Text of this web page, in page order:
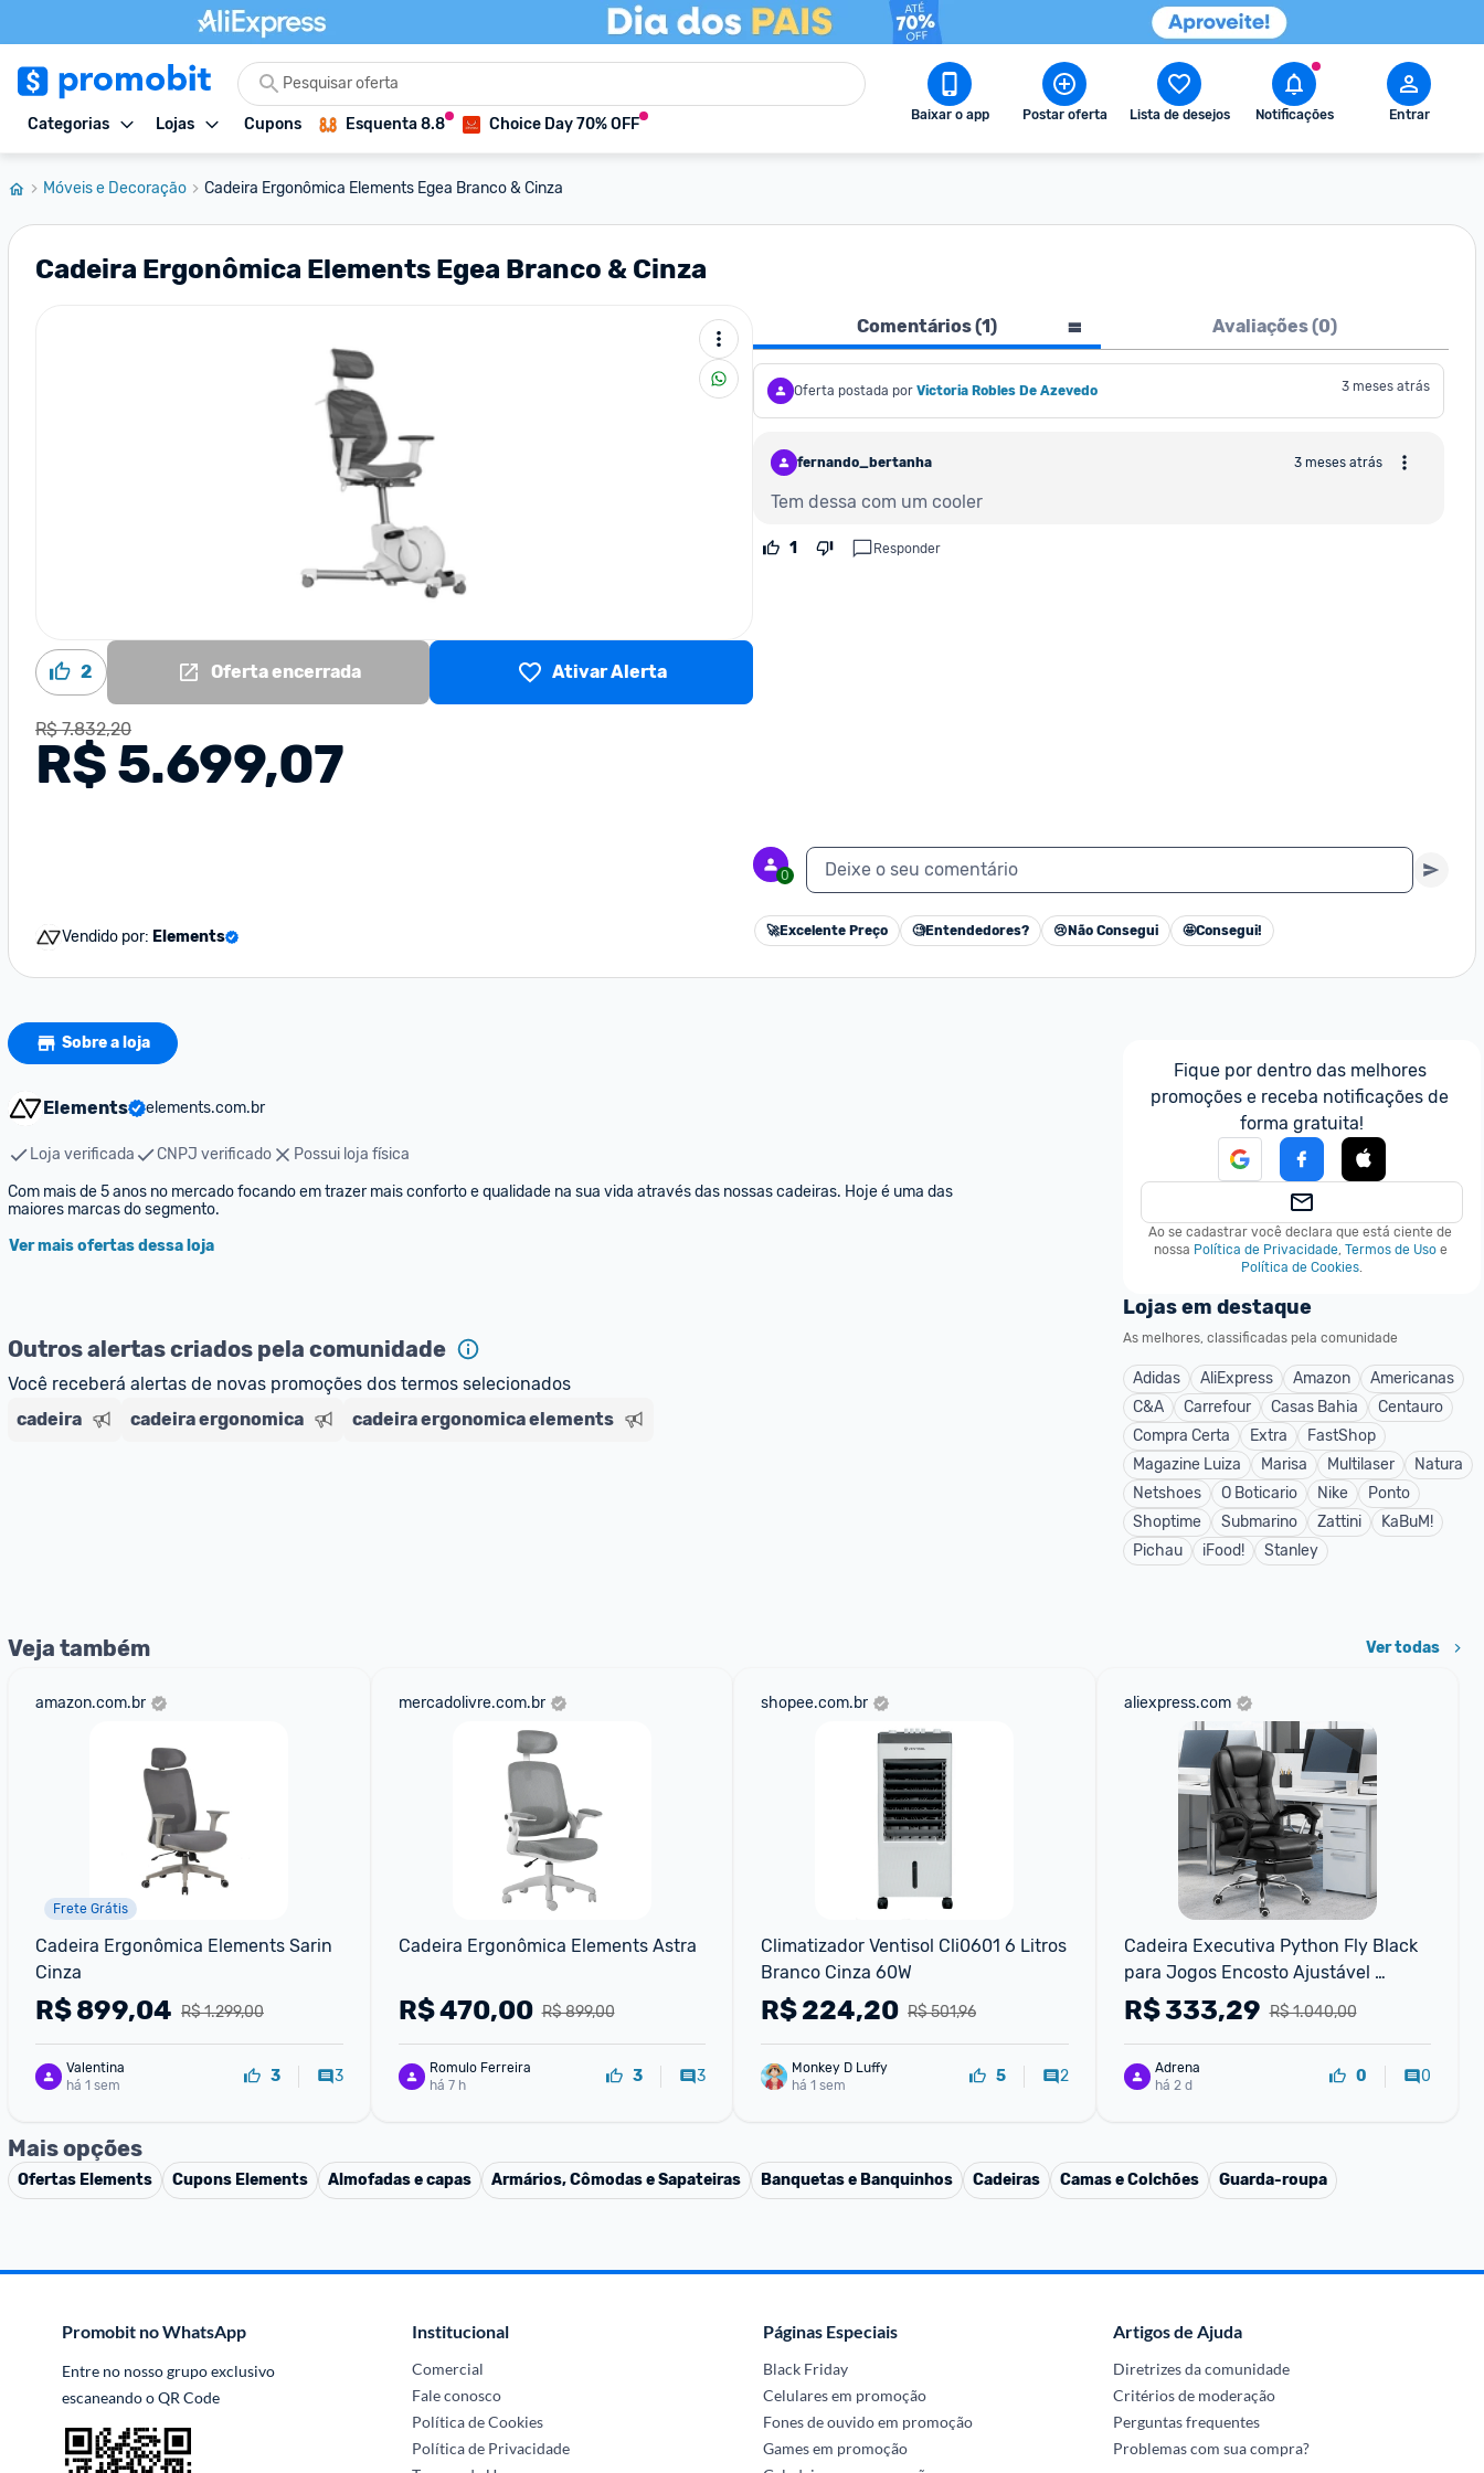
Categorias Lojas Cupons Esquenta 8.8 Choice Day 70% OFF Baixar o app Postar oferta Lista de desejos Notificações Entrar
Móveis e Decoração Cadeira Ergonômica Elements Egea Branco & Cinza
Cadeira Ergonômica Elements Egea Branco & Cinza
2 Oferta encerrada Ativar Alerta
R$ 7.832,20
R$ 5.699,07
Vendido por: Elements
Comentários (1) Avaliações (0)
Oferta postada por Victoria Robles De Azevedo 3 meses atrás
fernando_bertanha 3 meses atrás
Tem dessa com um cooler
1 Responder
0 Deixe o seu comentário
🚀Excelente Preço 🧐Entendedores? 😢 Não Consegui 🤩Consegui!
Sobre a loja
Elements elements.com.br
Loja verificada CNPJ verificado
Possui loja física
Com mais de 5 anos no mercado focando em trazer mais conforto e qualidade na sua vida através das nossas cadeiras. Hoje é uma das
maiores marcas do segmento.
Ver mais ofertas dessa loja
Outros alertas criados pela comunidade
Você receberá alertas de novas promoções dos termos selecionados
cadeira
cadeira ergonomica cadeira ergonomica elements
Fique por dentro das melhores
promoções e receba notificações de
forma gratuita!
Ao se cadastrar você declara que está ciente de
nossa Política de Privacidade, Termos de Uso e
Política de Cookies.
Lojas em destaque
As melhores, classificadas pela comunidade
Adidas AliExpress Amazon
Americanas
C&A
Carrefour Casas Bahia
Centauro
Compra Certa
Extra
FastShop
Magazine Luiza
Marisa Multilaser
Natura
Netshoes
O Boticario Nike
Ponto
Shoptime
Submarino Zattini
KaBuM!
Pichau
iFood! Stanley
Veja também Ver todas
amazon.com.br
Frete Grátis
Cadeira Ergonômica Elements Sarin
Cinza
R$ 1.299,00
R$899,04
Valentina
há 1 sem
3 3
mercadolivre.com.br
Cadeira Ergonômica Elements Astra
R$ 899,00
R$470,00
Romulo Ferreira
há 7 h
3 3
shopee.com.br
Climatizador Ventisol Cli0601 6 Litros
Branco Cinza 60W
R$ 501,96
R$224,20
Monkey D Luffy
há 1 sem
5 2
aliexpress.com
Cadeira Executiva Python Fly Black
para Jogos Encosto Ajustável
Cadeira de Escritório Cadeira de
Mobiliário
R$ 1.040,00
R$333,29
Adrena
há 2 d
0 0
Mais opções
Ofertas Elements Cupons Elements Almofadas e capas Armários, Cômodas e Sapateiras Banquetas e Banquinhos Cadeiras Camas e Colchões Guarda-roupa
Promobit no WhatsApp
Entre no nosso grupo exclusivo
escaneando o QR Code
Institucional
Comercial
Fale conosco
Política de Cookies
Política de Privacidade
Páginas Especiais
Black Friday
Celulares em promoção
Fones de ouvido em promoção
Games em promoção
Artigos de Ajuda
Diretrizes da comunidade
Critérios de moderação
Perguntas frequentes
Problemas com sua compra?